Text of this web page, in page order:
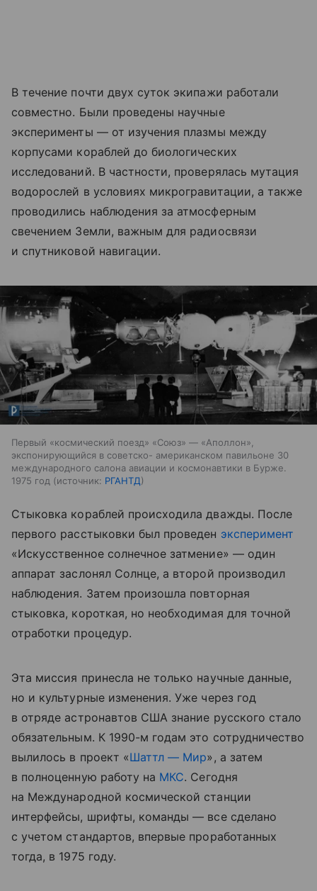
В течение почти двух суток экипажи работали
совместно. Были проведены научные
эксперименты — от изучения плазмы между
корпусами кораблей до биологических
исследований. В частности, проверялась мутация
водорослей в условиях микрогравитации, а также
проводились наблюдения за атмосферным
свечением Земли, важным для радиосвязи
и спутниковой навигации.
Первый «космический поезд» «Союз» — «Аполлон»,
экспонирующийся в советско- американском павильоне 30
международного салона авиации и космонавтики в Бурже.
1975 год
источник: РГАНТД
Стыковка кораблей происходила дважды. После
первого расстыковки был проведен эксперимент
«Искусственное солнечное затмение» — один
аппарат заслонял Солнце, а второй производил
наблюдения. Затем произошла повторная
стыковка, короткая, но необходимая для точной
отработки процедур.
Эта миссия принесла не только научные данные,
но и культурные изменения. Уже через год
в отряде астронавтов США знание русского стало
обязательным. К 1990-м годам это сотрудничество
вылилось в проект «Шаттл — Мир», а затем
в полноценную работу на МКС. Сегодня
на Международной космической станции
интерфейсы, шрифты, команды — все сделано
с учетом стандартов, впервые проработанных
тогда, в 1975 году.